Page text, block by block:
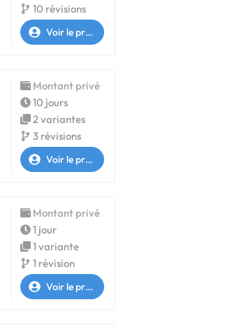
10 révisions
Voir le profil
Montant privé
10 jours
2 variantes
3 révisions
Voir le profil
Montant privé
1 jour
1 variante
1 révision
Voir le profil